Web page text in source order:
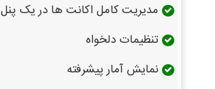
مدیریت کامل اکانت ها در یک پنل
تنظیمات دلخواه
نمایش آمار پیشرفته